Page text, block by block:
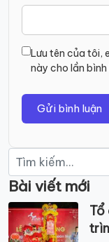
Lưu tên của tôi,
này cho lần
Tìm
kiếm:
Bài viết mới
Tổ